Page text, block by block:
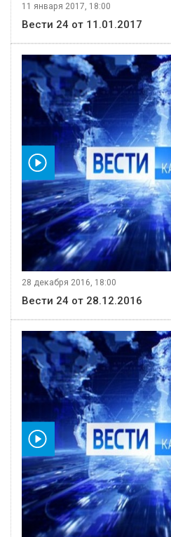
11 января 2017, 18:00
Вести 24 от 11.01.2017
28 декабря 2016, 18:00
Вести 24 от 28.12.2016